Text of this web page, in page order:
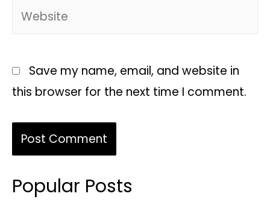
Save my name, email, and website in
this browser for the next time I comment.
Popular Posts